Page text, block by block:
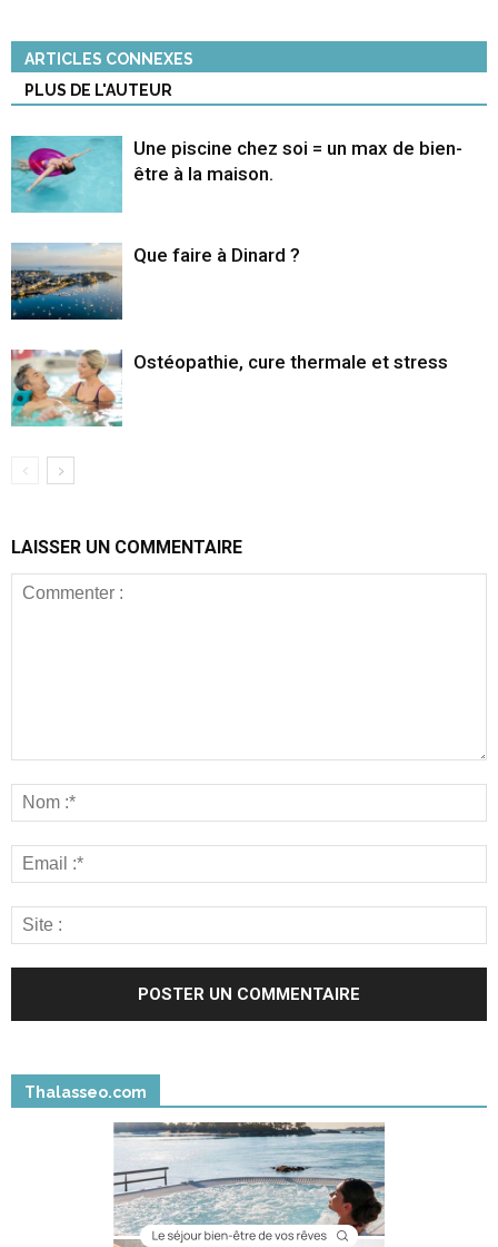
ARTICLES CONNEXES
PLUS DE L'AUTEUR
Une piscine chez soi = un max de bien-
être à la maison.
Que faire à Dinard ?
Ostéopathie, cure thermale et stress
LAISSER UN COMMENTAIRE
Thalasseo.com